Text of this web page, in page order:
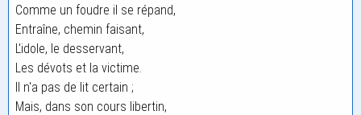
Comme un foudre il se répand,
Entraîne, chemin faisant,
L'idole, le desservant,
Les dévots et la victime.
Il n'a pas de lit certain ;
Mais, dans son cours libertin,